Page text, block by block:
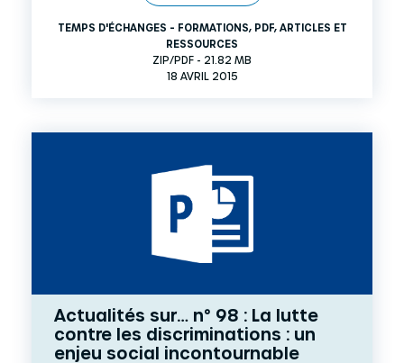
TEMPS D'ÉCHANGES - FORMATIONS, PDF, ARTICLES ET
RESSOURCES
ZIP/PDF - 21.82 MB
18 AVRIL 2015
Actualités sur… n° 98 : La lutte
contre les discriminations : un
enjeu social incontournable